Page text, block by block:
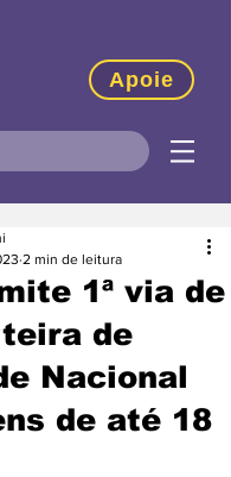
Apoie
1ª via de
de
Nacional
de até 18
2 min de leitura